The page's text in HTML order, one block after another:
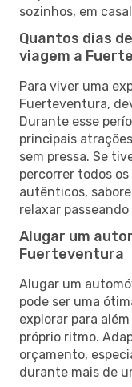
sozinhos, em
Quantos dias
viagem a
Para viver uma
Fuerteventura,
Durante esse
principais
sem pressa. Se
percorrer todos
autênticos,
relaxar
Alugar um
Fuerteventura
Alugar um
pode ser uma
explorar para
próprio ritmo.
orçamento,
durante mais de